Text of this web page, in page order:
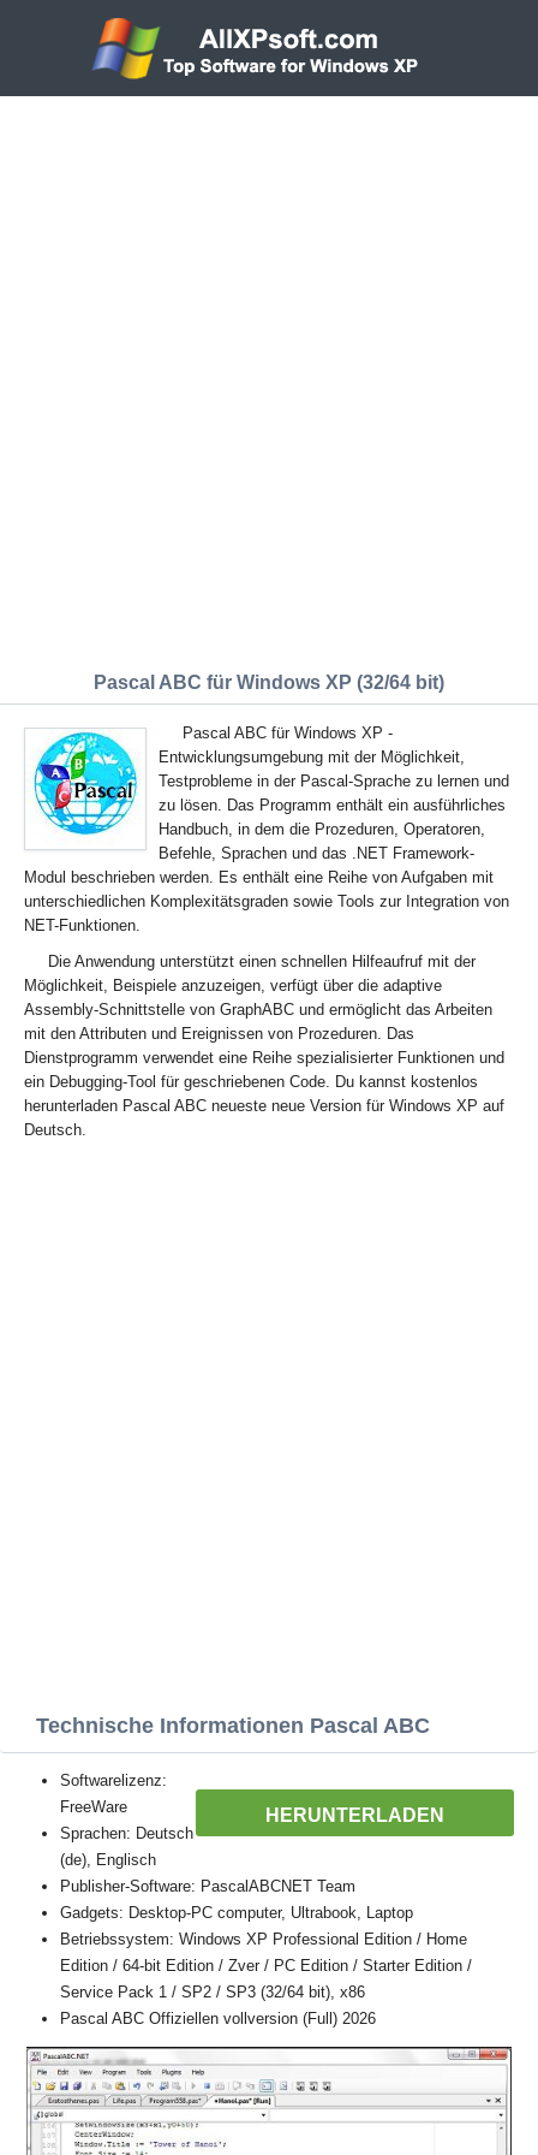
Pascal ABC für Windows XP (32/64 bit)
Pascal ABC für Windows XP -
Entwicklungsumgebung mit der Möglichkeit,
Testprobleme in der Pascal-Sprache zu lernen und
zu lösen. Das Programm enthält ein ausführliches
Handbuch, in dem die Prozeduren, Operatoren,
Befehle, Sprachen und das .NET Framework-
Modul beschrieben werden. Es enthält eine Reihe von Aufgaben mit
unterschiedlichen Komplexitätsgraden sowie Tools zur Integration von
NET-Funktionen.
Die Anwendung unterstützt einen schnellen Hilfeaufruf mit der
Möglichkeit, Beispiele anzuzeigen, verfügt über die adaptive
Assembly-Schnittstelle von GraphABC und ermöglicht das Arbeiten
mit den Attributen und Ereignissen von Prozeduren. Das
Dienstprogramm verwendet eine Reihe spezialisierter Funktionen und
ein Debugging-Tool für geschriebenen Code. Du kannst kostenlos
herunterladen Pascal ABC neueste neue Version für Windows XP auf
Deutsch.
Technische Informationen Pascal ABC
HERUNTERLADEN
Softwarelizenz:
FreeWare
Sprachen: Deutsch
(de), Englisch
Publisher-Software: PascalABCNET Team
Gadgets: Desktop-PC computer, Ultrabook, Laptop
Betriebssystem: Windows XP Professional Edition / Home
Edition / 64-bit Edition / Zver / PC Edition / Starter Edition /
Service Pack 1 / SP2 / SP3 (32/64 bit), x86
Pascal ABC Offiziellen vollversion (Full) 2026